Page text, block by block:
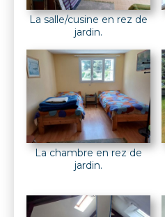
La salle/cusine en rez de
jardin.
La chambre en rez de
jardin.